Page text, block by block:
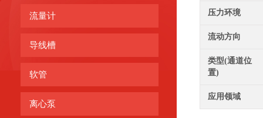
流量计
导线槽
软管
离心泵
压力环境
流动方向
类型(通道位
置)
应用领域